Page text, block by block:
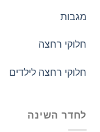
מגבות
חלוקי רחצה
חלוקי רחצה לילדים
לחדר השינה